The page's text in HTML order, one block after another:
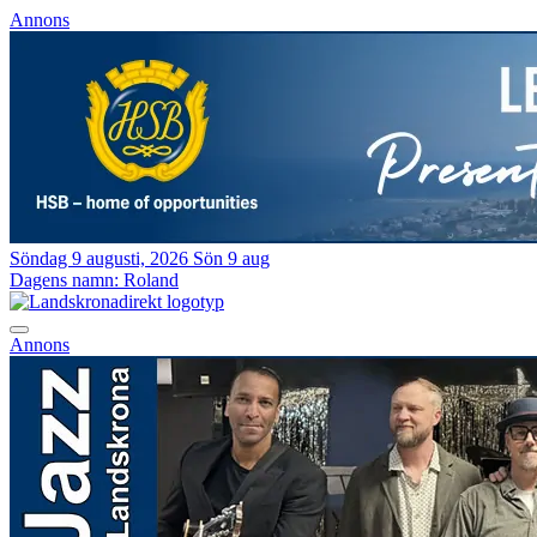
Annons
Söndag 9 augusti, 2026 Sön 9 aug
Dagens namn: Roland
Annons